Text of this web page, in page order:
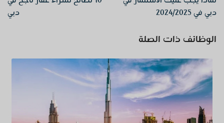
دبي
دبي في 2024/2025
الوظائف ذات الصلة